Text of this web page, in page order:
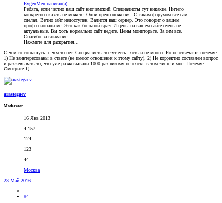
EvgenMen написал(а):
Ребята, если честно ваш сайт ниочемский. Специалисты тут никакие. Ничего
конкретно сказать не можете. Одни предположения. С таким форумом все сам
сделал. Вечно сайт недоступен. Валится ваш сервер. Это говорит о вашем
профессионализме. Это как больной врач. И цены на вашем сайте очень не
актуальные. Вы хоть нормально сайт ведите. Цены мониторьте. За сим все.
Спасибо за внимание.
Нажмите для раскрытия...
С чем-то соглашусь, с чем-то нет. Специалисты то тут есть, хоть и не много. Но не отвечают, почему?
1) Не заинтересованы в ответе (не имеют отношения к этому сайту). 2) Не корректно составлен вопрос
и разжевывать то, что уже разжевывали 1000 раз никому не охота, в том числе и мне. Почему?
Смотрите 1).
arastegaev
Moderator
16 Янв 2013
4.157
124
123
44
Москва
23 Май 2016
#4